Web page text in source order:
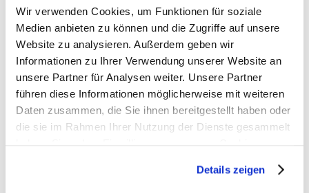
Wir verwenden Cookies, um Funktionen für soziale
Medien anbieten zu können und die Zugriffe auf unsere
Website zu analysieren. Außerdem geben wir
Informationen zu Ihrer Verwendung unserer Website an
unsere Partner für Analysen weiter. Unsere Partner
führen diese Informationen möglicherweise mit weiteren
Daten zusammen, die Sie ihnen bereitgestellt haben oder
die sie im Rahmen Ihrer Nutzung der Dienste gesammelt
Details zeigen
__S
ecu
re-
ROL
LO
UT_
TO
You
Tub
e
Wird
verwendet,
um die
Interaktion
der Nutzer
mit
eingebettet
verfolgen.
1
0
T
a
g
e